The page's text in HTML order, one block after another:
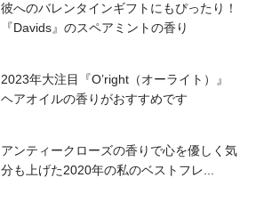
彼へのバレンタインギフトにもぴったり！
『Davids』のスペアミントの香り
2023年大注目『O’right（オーライト）』
ヘアオイルの香りがおすすめです
アンティークローズの香りで心を優しく気
分も上げた2020年の私のベストフレ...